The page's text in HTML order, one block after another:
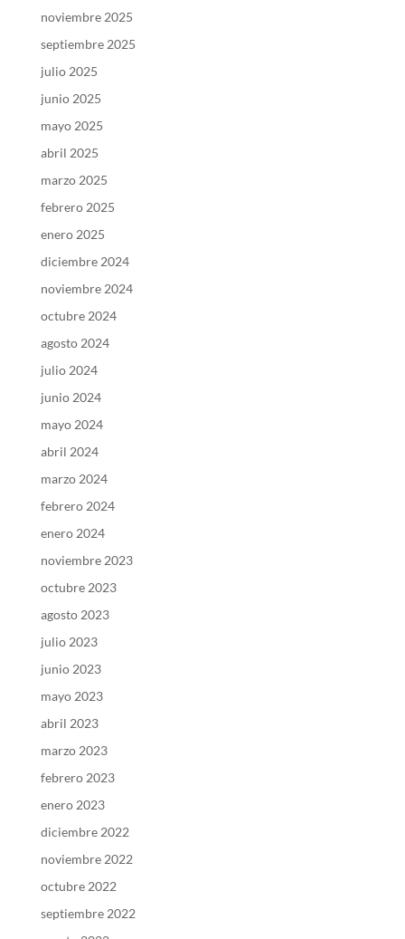
noviembre 2025
septiembre 2025
julio 2025
junio 2025
mayo 2025
abril 2025
marzo 2025
febrero 2025
enero 2025
diciembre 2024
noviembre 2024
octubre 2024
agosto 2024
julio 2024
junio 2024
mayo 2024
abril 2024
marzo 2024
febrero 2024
enero 2024
noviembre 2023
octubre 2023
agosto 2023
julio 2023
junio 2023
mayo 2023
abril 2023
marzo 2023
febrero 2023
enero 2023
diciembre 2022
noviembre 2022
octubre 2022
septiembre 2022